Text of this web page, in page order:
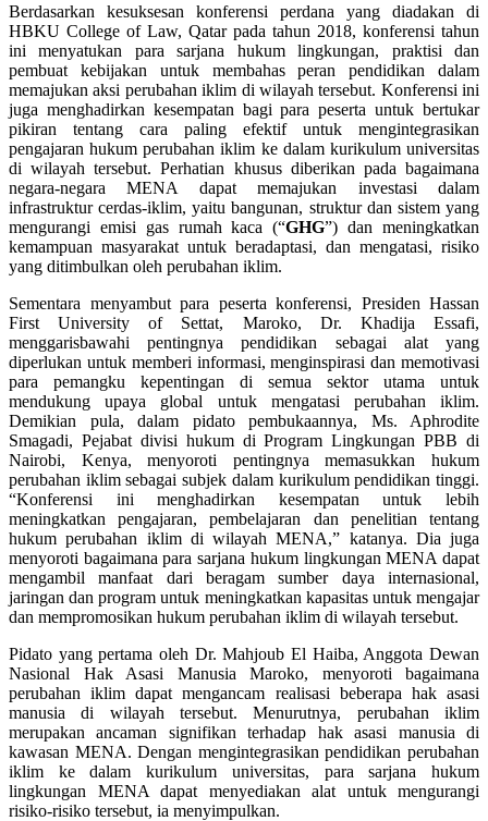
Berdasarkan kesuksesan konferensi perdana yang diadakan di
HBKU College of Law, Qatar pada tahun 2018, konferensi tahun
ini menyatukan para sarjana hukum lingkungan, praktisi dan
pembuat kebijakan untuk membahas peran pendidikan dalam
memajukan aksi perubahan iklim di wilayah tersebut. Konferensi ini
juga menghadirkan kesempatan bagi para peserta untuk bertukar
pikiran tentang cara paling efektif untuk mengintegrasikan
pengajaran hukum perubahan iklim ke dalam kurikulum universitas
di wilayah tersebut. Perhatian khusus diberikan pada bagaimana
negara-negara MENA dapat memajukan investasi dalam
infrastruktur cerdas-iklim, yaitu bangunan, struktur dan sistem yang
mengurangi emisi gas rumah kaca (“GHG”) dan meningkatkan
kemampuan masyarakat untuk beradaptasi, dan mengatasi, risiko
yang ditimbulkan oleh perubahan iklim.
Sementara menyambut para peserta konferensi, Presiden Hassan
First University of Settat, Maroko, Dr. Khadija Essafi,
menggarisbawahi pentingnya pendidikan sebagai alat yang
diperlukan untuk memberi informasi, menginspirasi dan memotivasi
para pemangku kepentingan di semua sektor utama untuk
mendukung upaya global untuk mengatasi perubahan iklim.
Demikian pula, dalam pidato pembukaannya, Ms. Aphrodite
Smagadi, Pejabat divisi hukum di Program Lingkungan PBB di
Nairobi, Kenya, menyoroti pentingnya memasukkan hukum
perubahan iklim sebagai subjek dalam kurikulum pendidikan tinggi.
“Konferensi ini menghadirkan kesempatan untuk lebih
meningkatkan pengajaran, pembelajaran dan penelitian tentang
hukum perubahan iklim di wilayah MENA,” katanya. Dia juga
menyoroti bagaimana para sarjana hukum lingkungan MENA dapat
mengambil manfaat dari beragam sumber daya internasional,
jaringan dan program untuk meningkatkan kapasitas untuk mengajar
dan mempromosikan hukum perubahan iklim di wilayah tersebut.
Pidato yang pertama oleh Dr. Mahjoub El Haiba, Anggota Dewan
Nasional Hak Asasi Manusia Maroko, menyoroti bagaimana
perubahan iklim dapat mengancam realisasi beberapa hak asasi
manusia di wilayah tersebut. Menurutnya, perubahan iklim
merupakan ancaman signifikan terhadap hak asasi manusia di
kawasan MENA. Dengan mengintegrasikan pendidikan perubahan
iklim ke dalam kurikulum universitas, para sarjana hukum
lingkungan MENA dapat menyediakan alat untuk mengurangi
risiko-risiko tersebut, ia menyimpulkan.